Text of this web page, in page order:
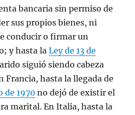
bancaria sin permiso de
sus propios bienes, ni
conducir o firmar un
y hasta laLey de 13 de
siguió siendo cabeza
Francia, hasta la llegada de
de 1970 no dejó de existir el
marital. En Italia, hasta la